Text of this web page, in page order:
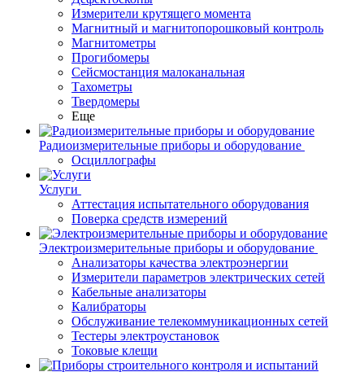
Измерители крутящего момента
Магнитный и магнитопорошковый контроль
Магнитометры
Прогибомеры
Сейсмостанция малоканальная
Тахометры
Твердомеры
Еще
Радиоизмерительные приборы и оборудование
Осциллографы
Услуги
Аттестация испытательного оборудования
Поверка средств измерений
Электроизмерительные приборы и оборудование
Анализаторы качества электроэнергии
Измерители параметров электрических сетей
Кабельные анализаторы
Калибраторы
Обслуживание телекоммуникационных сетей
Тестеры электроустановок
Токовые клещи